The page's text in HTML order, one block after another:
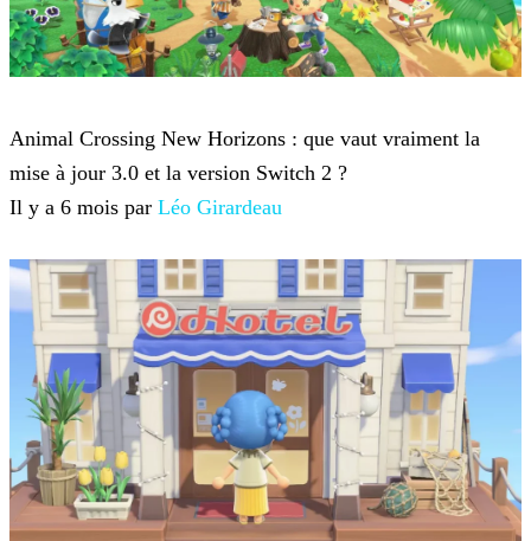
Animal Crossing New Horizons : que vaut vraiment la
mise à jour 3.0 et la version Switch 2 ?
Il y a 6 mois par Léo Girardeau